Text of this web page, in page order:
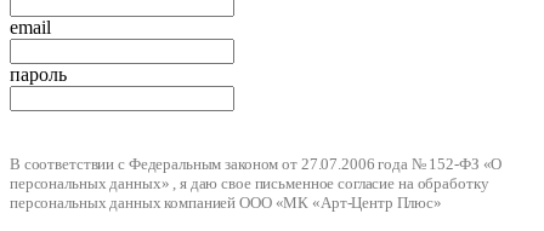
email
пароль
В соответствии с Федеральным законом от 27.07.2006 года № 152-ФЗ «О
персональных данных» , я даю свое письменное согласие на обработку
персональных данных компанией ООО «МК «Арт-Центр Плюс»